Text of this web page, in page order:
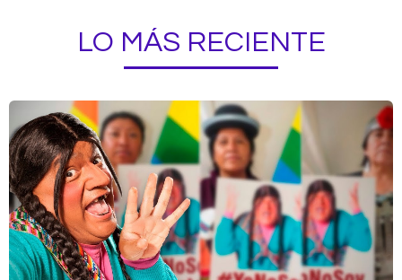
LO MÁS RECIENTE